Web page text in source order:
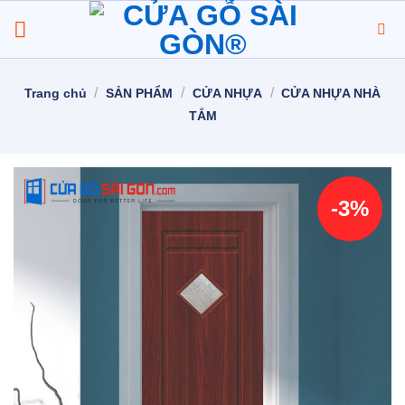
đến
nội
Trang chủ / SẢN PHẨM / CỬA NHỰA / CỬA NHỰA NHÀ
TẮM
-3%